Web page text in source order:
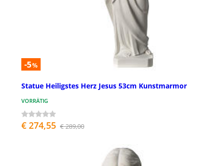
-5%
Statue Heiligstes Herz Jesus 53cm Kunstmarmor
VORRÄTIG
€ 274,55 € 289,00